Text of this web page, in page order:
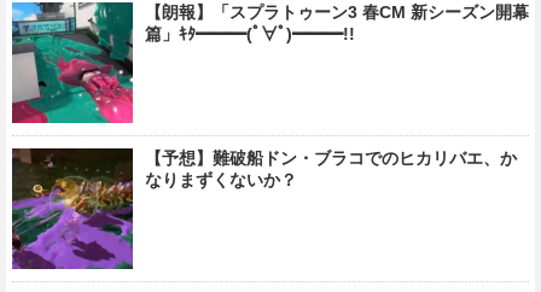
【朗報】「スプラトゥーン3 春CM 新シーズン開幕
篇」ｷﾀ━━━(ﾟ∀ﾟ)━━━!!
【予想】難破船ドン・ブラコでのヒカリバエ、か
なりまずくないか？